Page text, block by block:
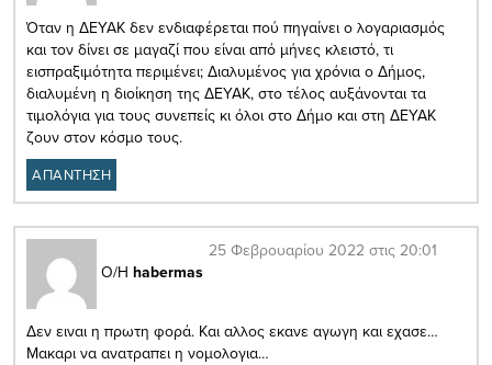
Όταν η ΔΕΥΑΚ δεν ενδιαφέρεται πού πηγαίνει ο λογαριασμός
και τον δίνει σε μαγαζί που είναι από μήνες κλειστό, τι
εισπραξιμότητα περιμένει; Διαλυμένος για χρόνια ο Δήμος,
διαλυμένη η διοίκηση της ΔΕΥΑΚ, στο τέλος αυξάνονται τα
τιμολόγια για τους συνεπείς κι όλοι στο Δήμο και στη ΔΕΥΑΚ
ζουν στον κόσμο τους.
ΑΠΑΝΤΗΣΗ
Ο/Η habermas
25 Φεβρουαρίου 2022 στις 20:01
Δεν ειναι η πρωτη φορά. Και αλλος εκανε αγωγη και εχασε…
Μακαρι να ανατραπει η νομολογια…